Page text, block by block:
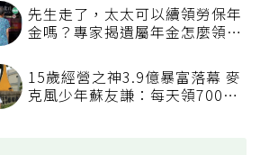
先生走了，太太可以續領勞保年
看順位還要看資格
15歲經營之神3.9億暴富落幕 麥